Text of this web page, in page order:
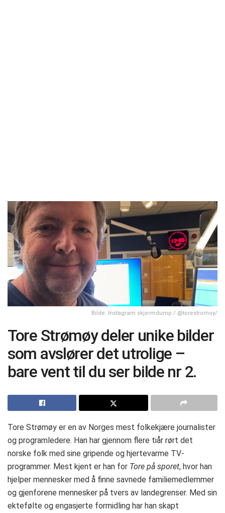
Bilde: Instagram skjermdump / @torestromoy/
Tore Strømøy deler unike bilder
som avslører det utrolige –
bare vent til du ser bilde nr 2.
Tore Strømøy er en av Norges mest folkekjære journalister
og programledere. Han har gjennom flere tiår rørt det
norske folk med sine gripende og hjertevarme TV-
programmer. Mest kjent er han for Tore på sporet, hvor han
hjelper mennesker med å finne savnede familiemedlemmer
og gjenforene mennesker på tvers av landegrenser. Med sin
ektefølte og engasjerte formidling har han skapt